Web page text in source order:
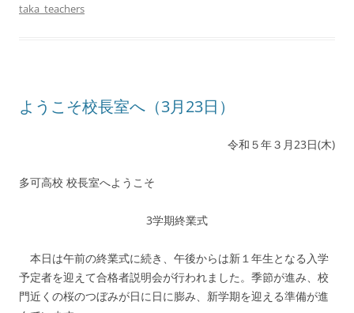
taka_teachers
ようこそ校長室へ（3月23日）
令和５年３月23日(木)
多可高校 校長室へようこそ
3学期終業式
本日は午前の終業式に続き、午後からは新１年生となる入学
予定者を迎えて合格者説明会が行われました。季節が進み、校
門近くの桜のつぼみが日に日に膨み、新学期を迎える準備が進